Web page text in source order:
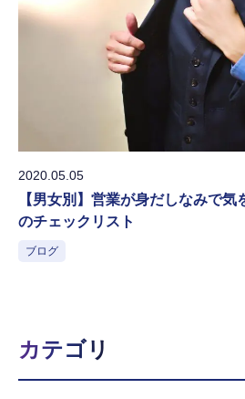
2020.05.05
【男女別】営業が身だしなみで気
のチェックリスト
ブログ
カテゴリ